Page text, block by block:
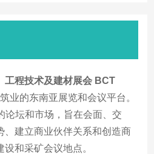
工程技术及建材展会 BCT
业的东南亚展览和会议平台。
论坛和市场，旨在会面、交
、建立商业伙伴关系和创造商
和采矿会议地点。